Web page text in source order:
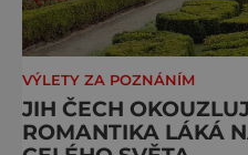
VÝLETY ZA POZNÁNÍM
JIH ČECH
ROMANTIKA LÁKÁ